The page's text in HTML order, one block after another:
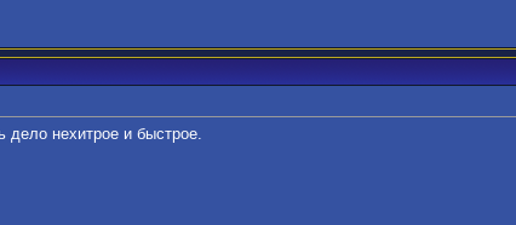
дело нехитрое и быстрое.